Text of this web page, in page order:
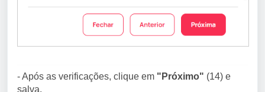
- Após as verificações, clique em "Próximo" (14) e
salva.